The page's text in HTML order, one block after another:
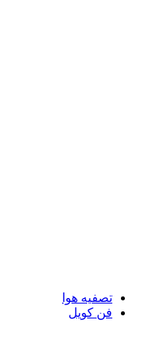
تصفیه هوا
فن کویل